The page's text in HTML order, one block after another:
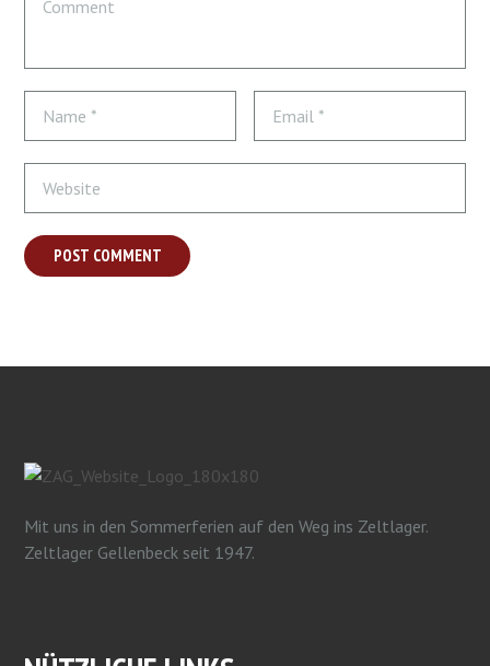
Mit uns in den Sommerferien auf den Weg ins Zeltlager.
Zeltlager Gellenbeck seit 1947.